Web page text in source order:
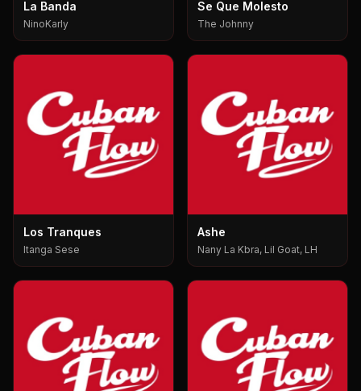
La Banda
NinoKarly
Se Que Molesto
The Johnny
Los Tranques
Itanga Sese
Ashe
Nany La Kbra, Lil Goat, LH